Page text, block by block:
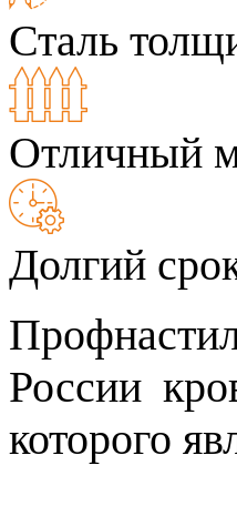
Сталь
Отличный
Долгий
России
которого